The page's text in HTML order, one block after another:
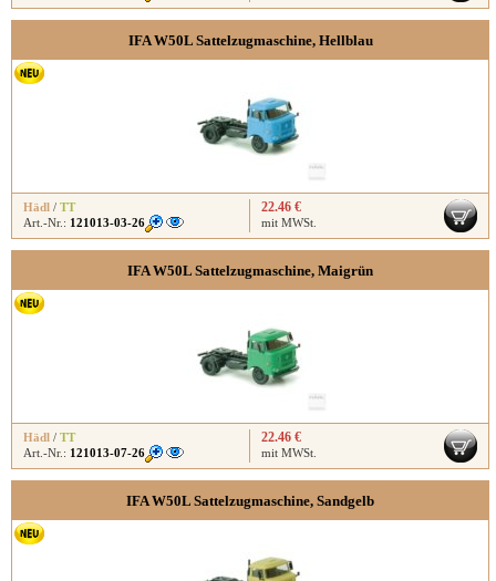
IFA W50L Sattelzugmaschine, Hellblau
Hädl / TT
Art.-Nr.: 121013-03-26
22.46 €
mit MWSt.
IFA W50L Sattelzugmaschine, Maigrün
Hädl / TT
Art.-Nr.: 121013-07-26
22.46 €
mit MWSt.
IFA W50L Sattelzugmaschine, Sandgelb